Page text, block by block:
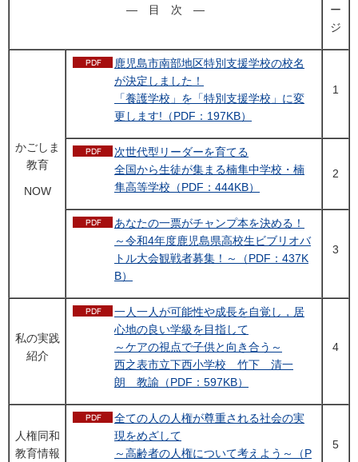
― 目 次 ―
ー
ジ
かごしま
教育
NOW
鹿児島市南部地区特別支援学校の校名
が決定しました！
「養護学校」を「特別支援学校」に変
更します!（PDF：197KB）
1
次世代型リーダーを育てる
全国から生徒が集まる楠隼中学校・楠
隼高等学校（PDF：444KB）
2
あなたの一票がチャンプ本を決める！
～令和4年度鹿児島県高校生ビブリオバ
トル大会観戦者募集！～（PDF：437K
B）
3
私の実践
紹介
一人一人が可能性や成長を自覚し，居
心地の良い学級を目指して
～ケアの視点で子供と向き合う～
西之表市立下西小学校 竹下 清一
朗 教諭（PDF：597KB）
4
人権同和
教育情報
全ての人の人権が尊重される社会の実
現をめざして
～高齢者の人権について考えよう～（P
5